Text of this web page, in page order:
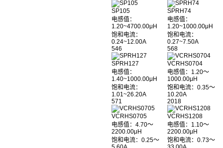
SP105
电感值：
1.20~4700.00μH
饱和电流：
0.24~12.00A
546
SPRH74
电感值：
1.20~1000.00μH
饱和电流：
0.27~7.50A
568
SPRH127
电感值：
1.40~1000.00μH
饱和电流：
1.01~26.20A
571
VCRHS0704
电感值：1.20～
1000.00μH
饱和电流：0.35～
10.20A
2018
VCRHS0705
电感值：4.70～
2200.00μH
饱和电流：0.25～
VCRHS1208
电感值：1.10～
2200.00μH
饱和电流：0.73～